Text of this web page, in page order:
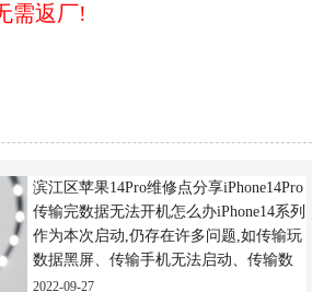
需返厂!
滨江区苹果14Pro维修点分享iPhone14Pro
传输完数据无法开机怎么办iPhone14系列
作为本次启动,仍存在许多问题,如传输玩
数据黑屏、传输手机无法启动、传输数
据失败等.这是怎么回事?如何解决它?让
2022-09-27